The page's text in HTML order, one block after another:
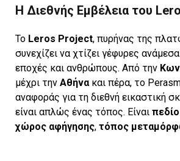
Η Διεθνής Εμβέλεια του
Το Leros Project, πυρήνας της
συνεχίζει να χτίζει γέφυρες
εποχές και ανθρώπους. Από την
μέχρι την Αθήνακαι πέρα, το
αναφοράς για τη διεθνή εικαστική
είναι απλώς ένας τόπος. Είναι
χώρος αφήγησης, τόπος